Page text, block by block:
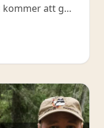
kommer att ge
förstå och
att ta upp